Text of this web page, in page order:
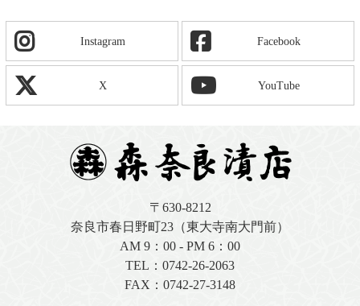
Instagram Facebook
X YouTube
〒630-8212
奈良市春日野町23（東大寺南大門前）
AM 9：00 - PM 6：00
TEL： 0742-26-2063
FAX：0742-27-3148